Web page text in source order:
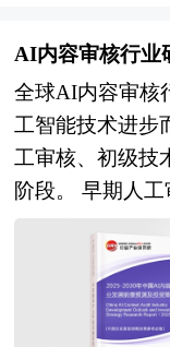
以引进工业项目
进的工业大多数
引进的是旅游业
主，政策朝令夕
工业发展一直被
励措施，没有
全相反，在行
优势一直得到
方向失误以及
全国及海外多种
研究单位等公布
行业作了详尽深
作时不可或缺的
机构进行信贷分
作时的参考依据。
研基础上，主要
国家发改委、国
中心、全国商业
提供的最新行业
立联系的全国科
结合我们对跨
我国跨境电子
格局与形势、
备植入先进的
高效的指挥控制
战场态势的精准
利用信息化手段
率；后勤保障精
确保物资供应
息化手段，全
制能力以及资
代化建设提供坚
AI内容审核行业
全球AI内容审核
工智能技术进步
工审核、初级技
阶段。 早期人
靠人工进行。
确性，但效率极
息，且审核结